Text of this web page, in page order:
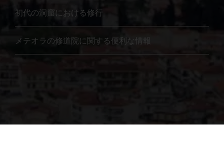
初代の洞窟における修行
メテオラの修道院に関する便利な情報